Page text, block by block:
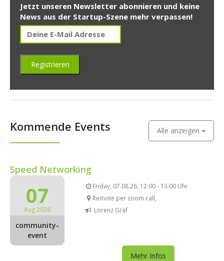
Jetzt unseren Newsletter abonnieren und keine
News aus der Startup-Szene mehr verpassen!
Kommende Events Alle anzeigen
Speed Networking
07
Aug 2026
community-
event
Friday, 07.08.26, 12:00 - 13:00 Uhr
Remote per zoom call,
Lorenz Gräf
Mehr Infos